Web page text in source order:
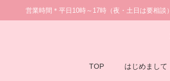
営業時間＊平日10時～17時（夜・土日は要相談）
TOP はじめまして